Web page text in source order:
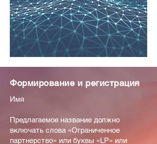
Формирование и регистрация
Имя
Предлагаемое название должно
включать слова «Ограниченное
партнерство» или буквы «LP» или